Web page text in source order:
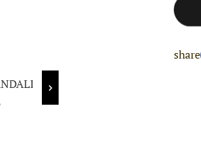
share